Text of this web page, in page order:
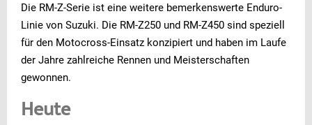
Die RM-Z-Serie ist eine weitere bemerkenswerte Enduro-
Linie von Suzuki. Die RM-Z250 und RM-Z450 sind speziell
für den Motocross-Einsatz konzipiert und haben im Laufe
der Jahre zahlreiche Rennen und Meisterschaften
gewonnen.
Heute